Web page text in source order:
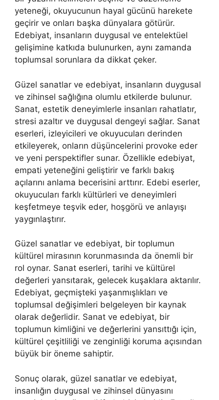
yeteneği, okuyucunun hayal gücünü harekete
geçirir ve onları başka dünyalara götürür.
Edebiyat, insanların duygusal ve entelektüel
gelişimine katkıda bulunurken, aynı zamanda
toplumsal sorunlara da dikkat çeker.
Güzel sanatlar ve edebiyat, insanların duygusal
ve zihinsel sağlığına olumlu etkilerde bulunur.
Sanat, estetik deneyimlerle insanları rahatlatır,
stresi azaltır ve duygusal dengeyi sağlar. Sanat
eserleri, izleyicileri ve okuyucuları derinden
etkileyerek, onların düşüncelerini provoke eder
ve yeni perspektifler sunar. Özellikle edebiyat,
empati yeteneğini geliştirir ve farklı bakış
açılarını anlama becerisini arttırır. Edebi eserler,
okuyucuları farklı kültürleri ve deneyimleri
keşfetmeye teşvik eder, hoşgörü ve anlayışı
yaygınlaştırır.
Güzel sanatlar ve edebiyat, bir toplumun
kültürel mirasının korunmasında da önemli bir
rol oynar. Sanat eserleri, tarihi ve kültürel
değerleri yansıtarak, gelecek kuşaklara aktarılır.
Edebiyat, geçmişteki yaşanmışlıkları ve
toplumsal değişimleri belgeleyen bir kaynak
olarak değerlidir. Sanat ve edebiyat, bir
toplumun kimliğini ve değerlerini yansıttığı için,
kültürel çeşitliliği ve zenginliği koruma açısından
büyük bir öneme sahiptir.
Sonuç olarak, güzel sanatlar ve edebiyat,
insanlığın duygusal ve zihinsel dünyasını